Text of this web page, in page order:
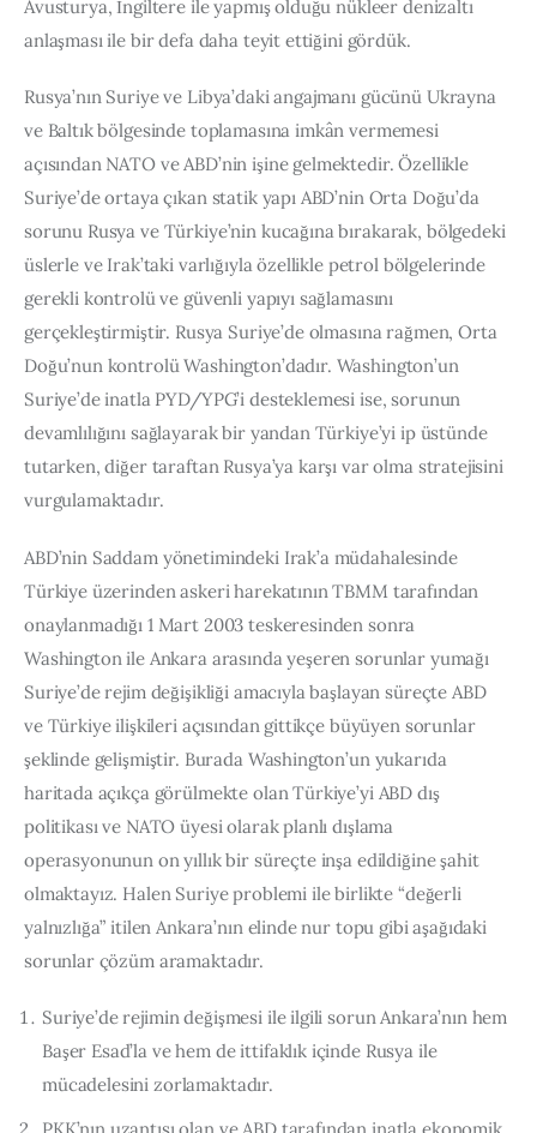
Avusturya, İngiltere ile yapmış olduğu nükleer denizaltı
anlaşması ile bir defa daha teyit ettiğini gördük.
Rusya’nın Suriye ve Libya’daki angajmanı gücünü Ukrayna
ve Baltık bölgesinde toplamasına imkân vermemesi
açısından NATO ve ABD’nin işine gelmektedir. Özellikle
Suriye’de ortaya çıkan statik yapı ABD’nin Orta Doğu’da
sorunu Rusya ve Türkiye’nin kucağına bırakarak, bölgedeki
üslerle ve Irak’taki varlığıyla özellikle petrol bölgelerinde
gerekli kontrolü ve güvenli yapıyı sağlamasını
gerçekleştirmiştir. Rusya Suriye’de olmasına rağmen, Orta
Doğu’nun kontrolü Washington’dadır. Washington’un
Suriye’de inatla PYD/YPG’i desteklemesi ise, sorunun
devamlılığını sağlayarak bir yandan Türkiye’yi ip üstünde
tutarken, diğer taraftan Rusya’ya karşı var olma stratejisini
vurgulamaktadır.
ABD’nin Saddam yönetimindeki Irak’a müdahalesinde
Türkiye üzerinden askeri harekatının TBMM tarafından
onaylanmadığı 1 Mart 2003 teskeresinden sonra
Washington ile Ankara arasında yeşeren sorunlar yumağı
Suriye’de rejim değişikliği amacıyla başlayan süreçte ABD
ve Türkiye ilişkileri açısından gittikçe büyüyen sorunlar
şeklinde gelişmiştir. Burada Washington’un yukarıda
haritada açıkça görülmekte olan Türkiye’yi ABD dış
politikası ve NATO üyesi olarak planlı dışlama
operasyonunun on yıllık bir süreçte inşa edildiğine şahit
olmaktayız. Halen Suriye problemi ile birlikte “değerli
yalnızlığa” itilen Ankara’nın elinde nur topu gibi aşağıdaki
sorunlar çözüm aramaktadır.
Suriye’de rejimin değişmesi ile ilgili sorun Ankara’nın hem
Başer Esad’la ve hem de ittifaklık içinde Rusya ile
mücadelesini zorlamaktadır.
PKK’nın uzantısı olan ve ABD tarafından inatla ekonomik